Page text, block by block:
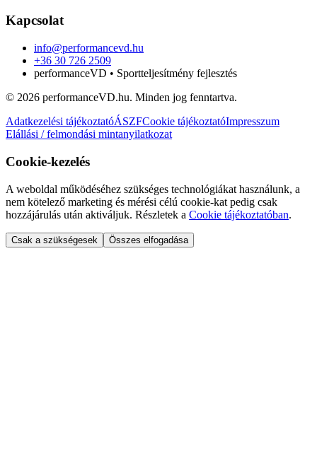
Kapcsolat
info@performancevd.hu
+36 30 726 2509
performanceVD • Sportteljesítmény fejlesztés
© 2026 performanceVD.hu. Minden jog fenntartva.
Adatkezelési tájékoztatóÁSZFCookie tájékoztatóImpresszum
Elállási / felmondási mintanyilatkozat
Cookie-kezelés
A weboldal működéséhez szükséges technológiákat használunk, a
nem kötelező marketing és mérési célú cookie-kat pedig csak
hozzájárulás után aktiváljuk. Részletek a Cookie tájékoztatóban.
Csak a szükségesek Összes elfogadása